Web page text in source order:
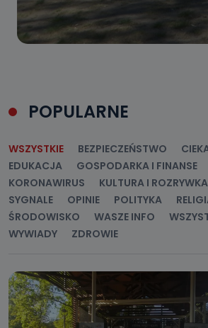
POPULARNE
WSZYSTKIE BEZPIECZEŃSTWO
EDUKACJA
GOSPODARKA I FINANSE
KORONAWIRUS
KULTURA I ROZRYWKA
SYGNALE
OPINIE POLITYKA
ŚRODOWISKO
WASZE INFO
WYWIADY
ZDROWIE